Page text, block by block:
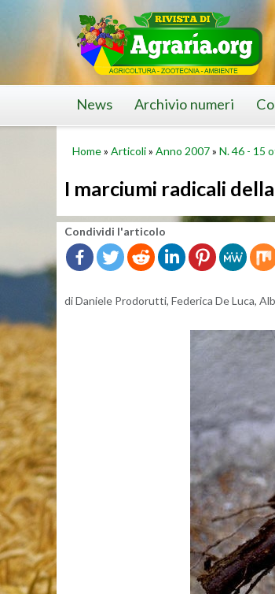
News Archivio numeri
Home» Articoli» Anno 2007» N. 46 - 15
I marciumi radicali
Con­di­vi­di l'ar­ti­co­lo
di Da­nie­le Pro­do­rut­ti, Fe­de­ri­ca De Luca,